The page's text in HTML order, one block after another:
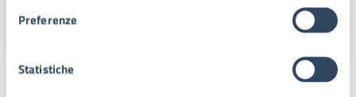
Preferenze
Statistiche
Piazza Duomo, 4, 96100